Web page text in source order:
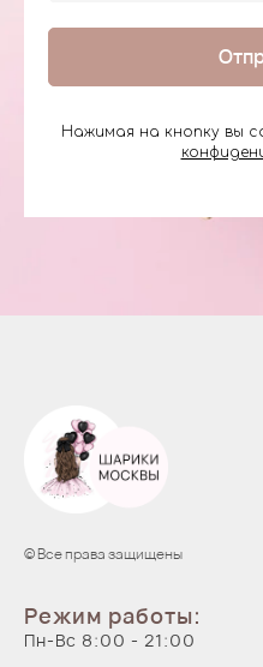
Нажимая на кнопку вы
© Все права защищены
Режим работы:
Пн-Вс 8:00 - 21:00